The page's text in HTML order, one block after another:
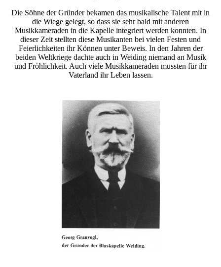
Die Söhne der Gründer bekamen das musikalische Talent mit in
die Wiege gelegt, so dass sie sehr bald mit anderen
Musikkameraden in die Kapelle integriert werden konnten. In
dieser Zeit stellten diese Musikanten bei vielen Festen und
Feierlichkeiten ihr Können unter Beweis. In den Jahren der
beiden Weltkriege dachte auch in Weiding niemand an Musik
und Fröhlichkeit. Auch viele Musikkameraden mussten für ihr
Vaterland ihr Leben lassen.